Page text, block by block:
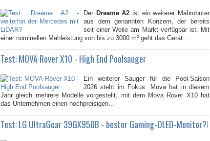
Der Dreame A2 ist ein weiterer Mähroboter
aus dem genannten Konzern, der bereits
seit einer Weile am Markt verfügbar ist. Mit
einer nominellen Mähleistung von bis zu 3000 m² geht das Gerät...
Test: MOVA Rover X10 - High End Poolsauger
Ein weiterer Sauger für die Pool-Saison
2026 steht im Fokus. Mova hat in diesem
Jahr gleich mehrere Modelle vorgestellt, mit dem Mova Rover X10 hat
das Unternehmen einen hochpreisigen...
Test: LG UltraGear 39GX950B - bester Gaming-OLED-Monitor?!